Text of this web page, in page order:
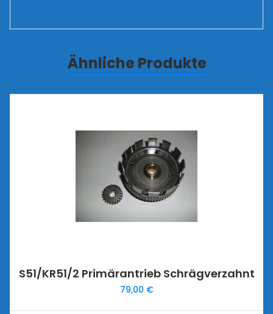
Ähnliche Produkte
S51/KR51/2 Primärantrieb Schrägverzahnt
79,00 €